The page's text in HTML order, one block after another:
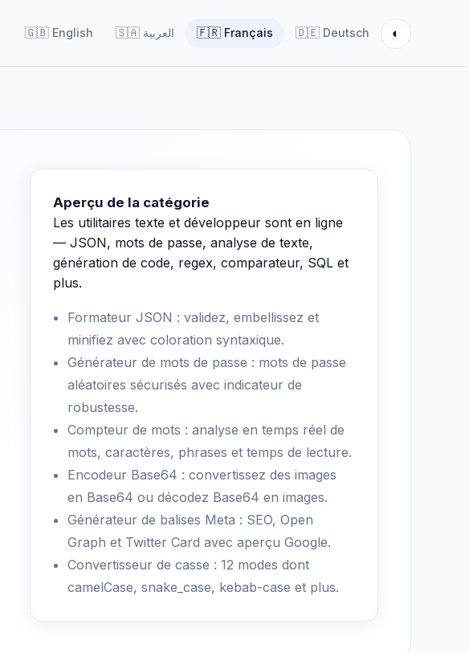
🇬🇧 English 🇸🇦 العربية 🇫🇷 Français 🇩🇪 Deutsch ◐
Aperçu de la catégorie
Les utilitaires texte et développeur sont en ligne
— JSON, mots de passe, analyse de texte,
génération de code, regex, comparateur, SQL et
plus.
Formateur JSON : validez, embellissez et
minifiez avec coloration syntaxique.
Générateur de mots de passe : mots de passe
aléatoires sécurisés avec indicateur de
robustesse.
Compteur de mots : analyse en temps réel de
mots, caractères, phrases et temps de lecture.
Encodeur Base64 : convertissez des images
en Base64 ou décodez Base64 en images.
Générateur de balises Meta : SEO, Open
Graph et Twitter Card avec aperçu Google.
Convertisseur de casse : 12 modes dont
camelCase, snake_case, kebab-case et plus.